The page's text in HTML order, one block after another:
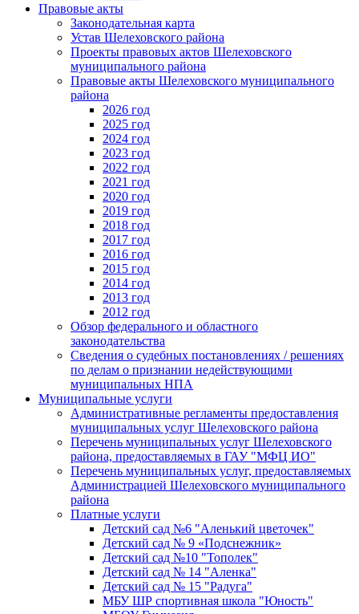
Правовые акты
Законодательная карта
Устав Шелеховского района
Проекты правовых актов Шелеховского
муниципального района
Правовые акты Шелеховского муниципального
района
2026 год
2025 год
2024 год
2023 год
2022 год
2021 год
2020 год
2019 год
2018 год
2017 год
2016 год
2015 год
2014 год
2013 год
2012 год
Обзор федерального и областного
законодательства
Сведения о судебных постановлениях / решениях
по делам о признании недействующими
муниципальных НПА
Муниципальные услуги
Административные регламенты предоставления
муниципальных услуг Шелеховского района
Перечень муниципальных услуг Шелеховского
района, предоставляемых в ГАУ "МФЦ ИО"
Перечень муниципальных услуг, предоставляемых
Администрацией Шелеховского муниципального
района
Платные услуги
Детский сад №6 "Аленький цветочек"
Детский сад № 9 «Подснежник»
Детский сад №10 "Тополек"
Детский сад № 14 "Аленка"
Детский сад № 15 "Радуга"
МБУ ШР спортивная школа "Юность"